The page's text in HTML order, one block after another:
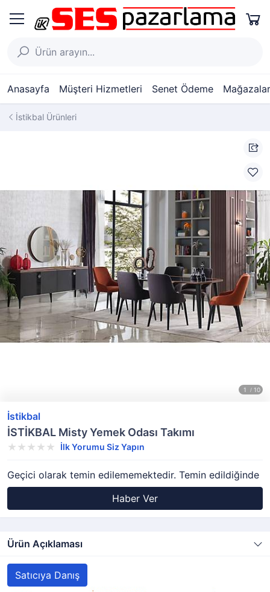
Anasayfa Müşteri Hizmetleri Senet Ödeme
İstikbal Ürünleri
İstikbal
İSTİKBAL Misty Yemek Odası Takımı
İlk Yorumu Siz Yapın
Geçici olarak temin edilememektedir. Temin edildiğinde
Haber Ver
Ürün Açıklaması
Satıcıya Danış